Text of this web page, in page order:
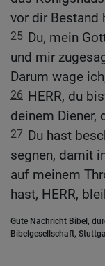
vor dir Bestand
25 Du, mein
und mir
Darum wage
26 HERR, du
deinem Diener,
27 Du hast
segnen, damit
auf meinem
hast, HERR,
Gute Nachricht Bibel,
Bibelgesellschaft,